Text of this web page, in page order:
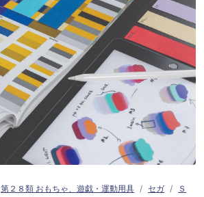
第２８類 おもちゃ、遊戯・運動用具 セガ
Ｓ